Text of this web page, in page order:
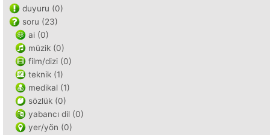
duyuru (0)
soru (23)
ai (0)
müzik (0)
film/dizi (0)
teknik (1)
medikal (1)
sözlük (0)
yabancı dil (0)
yer/yön (0)